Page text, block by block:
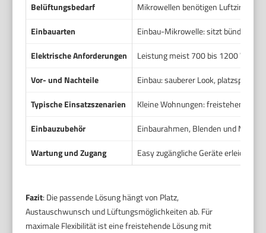
Belüftungsbedarf
Mikrowellen benötigen
Einbauarten
Einbau-Mikrowelle: sitzt bündig mit
Elektrische Anforderungen
Leistung meist 700 bis 1200 Watt.
Vor- und Nachteile
Einbau: sauberer Look,
Typische Einsatzszenarien
Kleine Wohnungen: freistehend in
Einbauzubehör
Einbaurahmen, Blenden und
Wartung und Zugang
Easy zugängliche Geräte
Fazit: Die passende Lösung hängt von Platz,
Austauschwunsch und Lüftungsmöglichkeiten ab. Für
maximale Flexibilität ist eine freistehende Lösung mit